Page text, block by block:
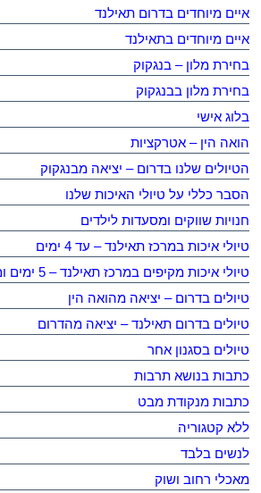
איים מיוחדים בדרום תאילנד
איים מיוחדים בתאילנד
בחירת מלון – בנגקוק
בחירת מלון בבנגקוק
בלוג אישי
הואה הין – אטרקציות
הטיולים שלנו בדרום – יציאה מבנגקוק
הסבר כללי על טיולי האיכות שלנו
חנויות שווקים ומסעדות לילדים
טיולי איכות במרכז תאילנד – עד 4 ימים
טיולי איכות מקיפים במרכז תאילנד – 5 ימים ומעלה
טיולים בדרום – יציאה מהואה הין
טיולים בדרום תאילנד – יציאה מהדרום
טיולים בסגנון אחר
כתבות בנושא תרבות
כתבות מנקודת מבט
ללא קטגוריה
לנשים בלבד
מאכלי רחוב ושוק